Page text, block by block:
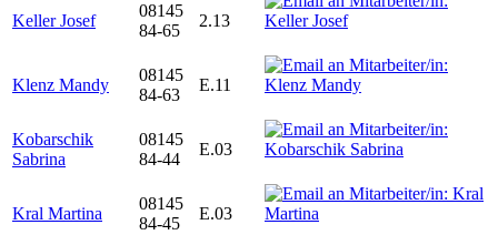
Keller Josef
08145
84-65
2.13
Klenz Mandy
08145
84-63
E.11
Kobarschik
Sabrina
08145
84-44
E.03
Kral Martina
08145
84-45
E.03